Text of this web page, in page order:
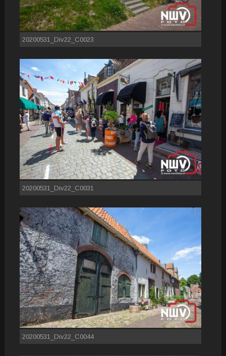
20200531_Div22_C0023
20200531_Div22_C0031
20200531_Div22_C0044